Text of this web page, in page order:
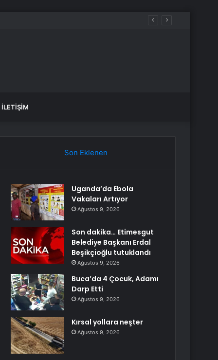
İLETIŞIM
Son Eklenen
Uganda’da Ebola
Vakaları Artıyor
Ağustos 9, 2026
Son dakika… Etimesgut
Belediye Başkanı Erdal
Beşikçioğlu tutuklandı
Ağustos 9, 2026
Buca’da 4 Çocuk, Adamı
Darp Etti
Ağustos 9, 2026
Kırsal yollara neşter
Ağustos 9, 2026